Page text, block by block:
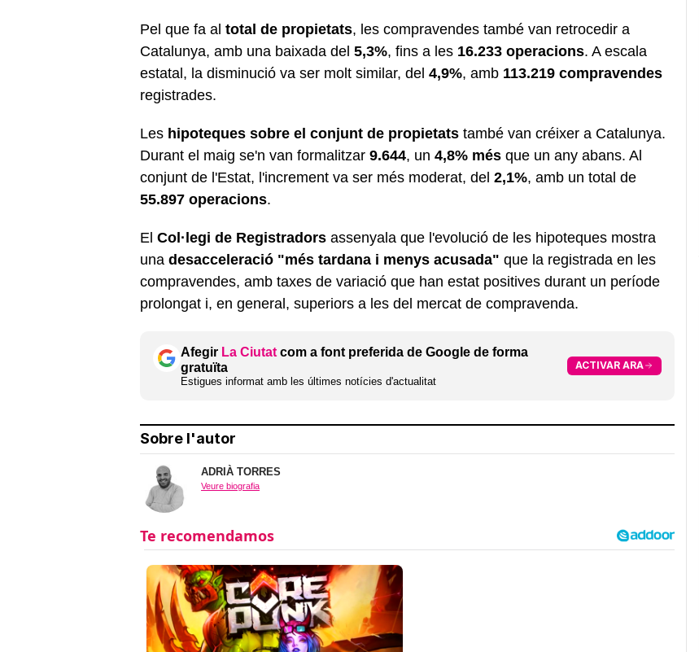
Pel que fa al total de propietats, les compravendes també van retrocedir a
Catalunya, amb una baixada del 5,3%, fins a les 16.233 operacions. A escala
estatal, la disminució va ser molt similar, del 4,9%, amb 113.219 compravendes
registrades.
Les hipoteques sobre el conjunt de propietats també van créixer a Catalunya.
Durant el maig se'n van formalitzar 9.644, un 4,8% més que un any abans. Al
conjunt de l'Estat, l'increment va ser més moderat, del 2,1%, amb un total de
55.897 operacions.
El Col·legi de Registradors assenyala que l'evolució de les hipoteques mostra
una desacceleració "més tardana i menys acusada" que la registrada en les
compravendes, amb taxes de variació que han estat positives durant un període
prolongat i, en general, superiors a les del mercat de compravenda.
Afegir La Ciutat com a font preferida de Google de forma
gratuïta
Estigues informat amb les últimes notícies d'actualitat
ACTIVAR ARA
Sobre l'autor
ADRIÀ TORRES
Veure biografia